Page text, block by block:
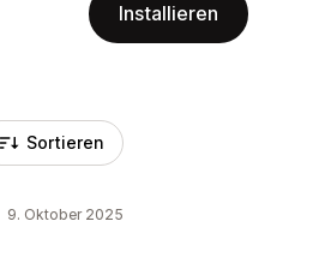
Installieren
Sortieren
9. Oktober 2025